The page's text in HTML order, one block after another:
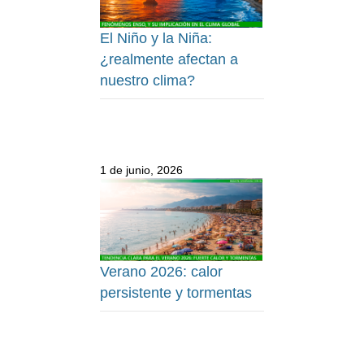
El Niño y la Niña:
¿realmente afectan a
nuestro clima?
1 de junio, 2026
Verano 2026: calor
persistente y tormentas